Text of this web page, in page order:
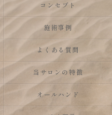
コンセプト
施術事例
よくある質問
当サロンの特徴
オールハンド